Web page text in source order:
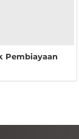
Pembiayaan